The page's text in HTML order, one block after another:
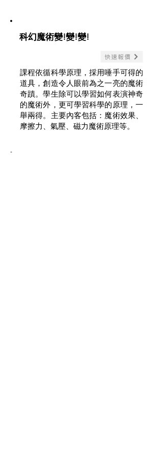
科幻魔術變!變!變!
快速報價
課程依循科學原理，採用唾手可得的
道具，創造令人眼前為之一亮的魔術
奇蹟。學生除可以學習如何表演神奇
的魔術外，更可學習科學的原理，一
舉兩得。主要內客包括：魔術效果、
摩擦力、氣壓、磁力魔術原理等。